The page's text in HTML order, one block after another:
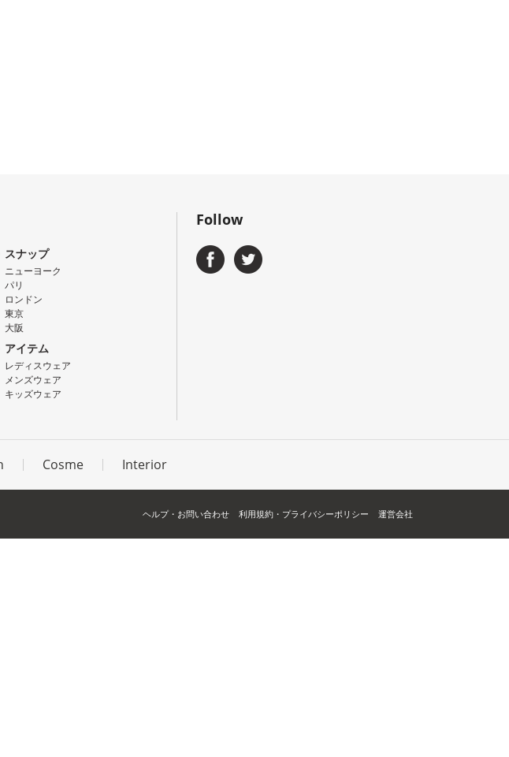
スナップ
ニューヨーク
パリ
ロンドン
東京
大阪
アイテム
レディスウェア
メンズウェア
キッズウェア
Follow
Cosme Interior
ヘルプ・お問い合わせ 利用規約・プライバシーポリシー 運営会社